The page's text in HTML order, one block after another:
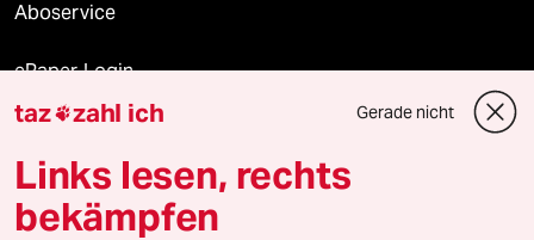
Aboservice
ePaper Login
Downloads für Abonnierende
taz zahl ich Gerade nicht
Links lesen, rechts
bekämpfen